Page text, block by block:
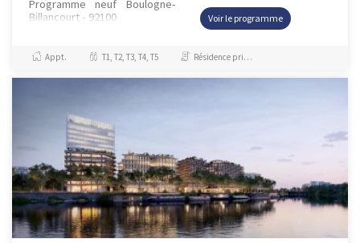
Programme neuf Boulogne-
Billancourt - 92100
Voir le programme
Appt. T1, T2, T3, T4, T5 Résidence principale / PTZ, Investissement et Défiscalisation